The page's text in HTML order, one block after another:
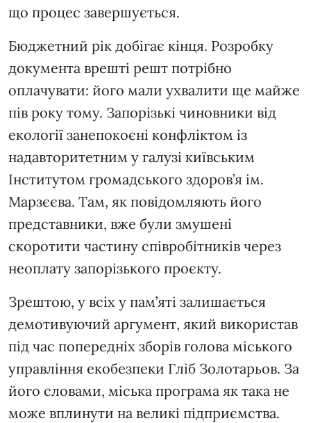
що процес завершується.
Бюджетний рік добігає кінця. Розробку
документа врешті решт потрібно
оплачувати: його мали ухвалити ще майже
пів року тому. Запорізькі чиновники від
екології занепокоєні конфліктом із
надавторитетним у галузі київським
Інститутом громадського здоров’я ім.
Марзєєва. Там, як повідомляють його
представники, вже були змушені
скоротити частину співробітників через
неоплату запорізького проєкту.
Зрештою, у всіх у пам’яті залишається
демотивуючий аргумент, який використав
під час попередніх зборів голова міського
управління екобезпеки Гліб Золотарьов. За
його словами, міська програма як така не
може вплинути на великі підприємства.